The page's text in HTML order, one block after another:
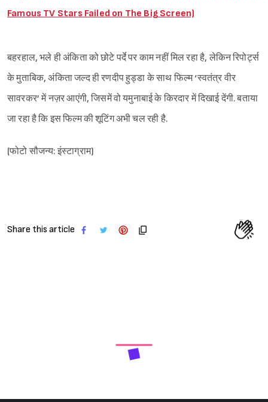
Famous TV Stars Failed on The Big Screen)
बहरहाल, भले ही अंकिता को छोटे पर्दे पर काम नहीं मिल रहा है, लेकिन रिपोर्ट्स
के मुताबिक, अंकिता जल्द ही रणदीप हुड्डा के साथ फिल्म ‘स्वतंत्र वीर
सावरकर’ में नज़र आएंगी, जिसमें वो यमुनाबाई के किरदार में दिखाई देंगी. बताया
जा रहा है कि इस फिल्म की शूटिंग अभी चल रही है.
(फोटो सौजन्य: इंस्टाग्राम)
Share this article